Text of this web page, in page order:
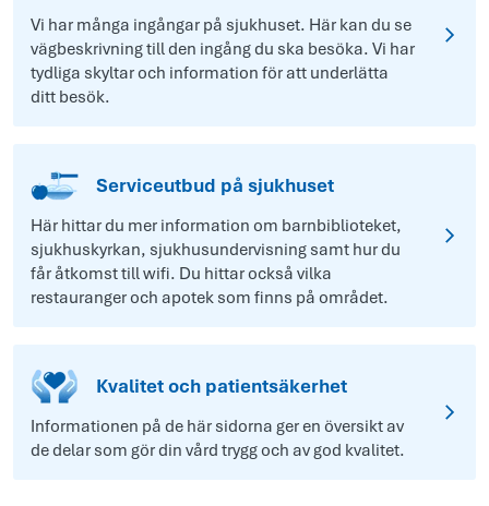
Vi har många ingångar på sjukhuset. Här kan du se
vägbeskrivning till den ingång du ska besöka. Vi har
tydliga skyltar och information för att underlätta
ditt besök.
Serviceutbud på sjukhuset
Här hittar du mer information om barnbiblioteket,
sjukhuskyrkan, sjukhusundervisning samt hur du
får åtkomst till wifi. Du hittar också vilka
restauranger och apotek som finns på området.
Kvalitet och patientsäkerhet
Informationen på de här sidorna ger en översikt av
de delar som gör din vård trygg och av god kvalitet.